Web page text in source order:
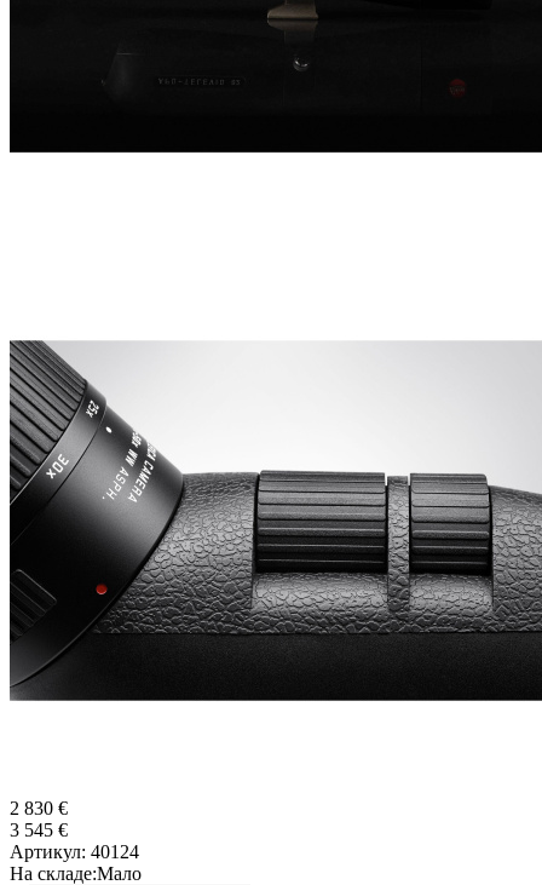
2 830 €
3 545 €
Артикул: 40124
На складе:Мало